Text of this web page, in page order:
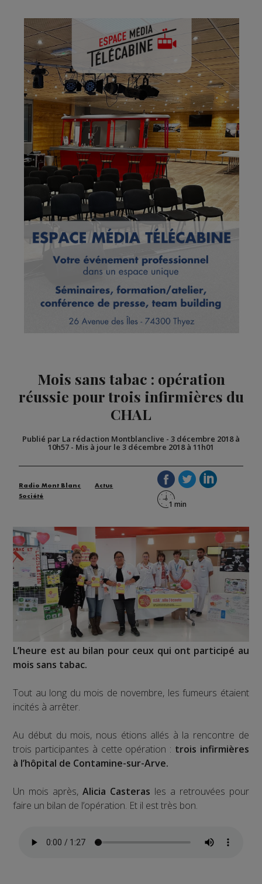
Mois sans tabac : opération
réussie pour trois infirmières du
CHAL
Publié par La rédaction Montblanclive - 3 décembre 2018 à
10h57 - Mis à jour le 3 décembre 2018 à 11h01
Radio Mont Blanc
Actus
Société
L’heure est au bilan pour ceux qui ont participé au
mois sans tabac.
Tout au long du mois de novembre, les fumeurs étaient
incités à arrêter.
Au début du mois, nous étions allés à la rencontre de
trois participantes à cette opération : trois infirmières
à l’hôpital de Contamine-sur-Arve.
Un mois après,Alicia Casteras les a retrouvées pour
faire un bilan de l’opération. Et il est très bon.